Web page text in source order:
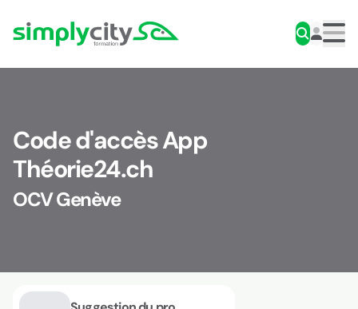
Simplycity
Code d'accès App
Théorie24.ch
OCV Genève